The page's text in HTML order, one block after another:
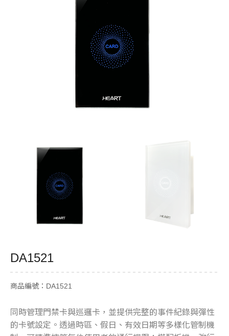
DA1521
商品編號：DA1521
同時管理門禁卡與巡邏卡，並提供完整的事件紀錄與彈性
的卡號設定。透過時區、假日、有效日期等多樣化管制機